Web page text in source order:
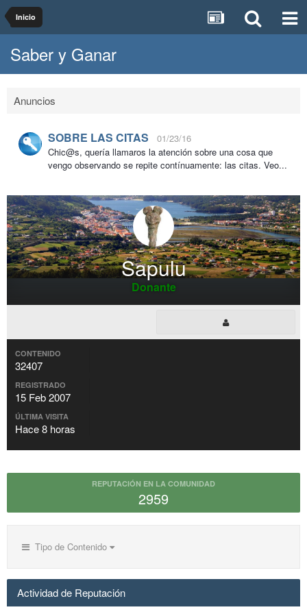
Inicio
Saber y Ganar
Anuncios
SOBRE LAS CITAS
01/23/16
Chic@s, quería llamaros la atención sobre una cosa que
vengo observando se repite contínuamente: las citas. Veo...
Sapulu
Donante
CONTENIDO
32407
REGISTRADO
15 Feb 2007
ÚLTIMA VISITA
Hace 8 horas
REPUTACIÓN EN LA COMUNIDAD
2959
Tipo de Contenido
Actividad de Reputación